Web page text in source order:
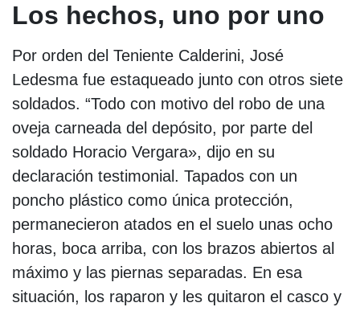
Los hechos, uno por uno
Por orden del Teniente Calderini, José
Ledesma fue estaqueado junto con otros siete
soldados. “Todo con motivo del robo de una
oveja carneada del depósito, por parte del
soldado Horacio Vergara», dijo en su
declaración testimonial. Tapados con un
poncho plástico como única protección,
permanecieron atados en el suelo unas ocho
horas, boca arriba, con los brazos abiertos al
máximo y las piernas separadas. En esa
situación, los raparon y les quitaron el casco y